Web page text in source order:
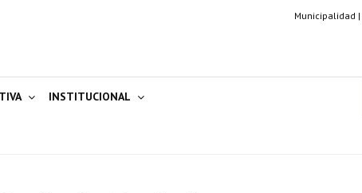
Municipalidad |
INSTITUCIONAL